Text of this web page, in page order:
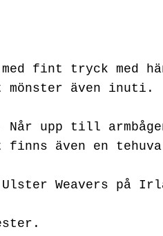
fint tryck med
mönster även inuti.
Når upp till
även en tehuva
Weavers på